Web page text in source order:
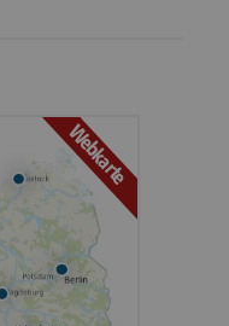
Webkarte